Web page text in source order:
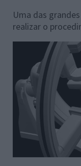
Uma das
realizar o